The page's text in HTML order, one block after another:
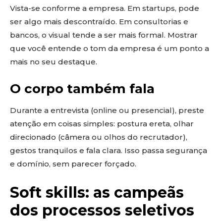
Vista-se conforme a empresa. Em startups, pode
ser algo mais descontraído. Em consultorias e
bancos, o visual tende a ser mais formal. Mostrar
que você entende o tom da empresa é um ponto a
mais no seu destaque.
O corpo também fala
Durante a entrevista (online ou presencial), preste
atenção em coisas simples: postura ereta, olhar
direcionado (câmera ou olhos do recrutador),
gestos tranquilos e fala clara. Isso passa segurança
e domínio, sem parecer forçado.
Soft skills: as campeãs
dos processos seletivos